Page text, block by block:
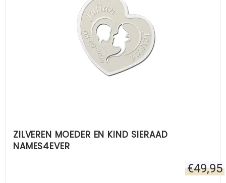
ZILVEREN MOEDER EN KIND SIERAAD
NAMES4EVER
€49,95